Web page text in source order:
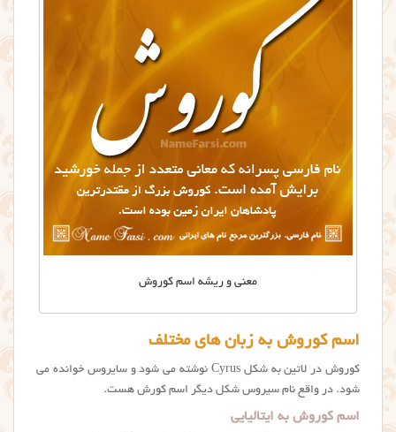
معنی و ریشه اسم کوروش
اسم کوروش به زبان های مختلف
کوروش در لاتین به شکل Cyrus نوشته می شود و سایروس خوانده می
شود. در واقع نام سیروس شکل دیگر اسم كورش هست.
اسم کوروش به ایتالیایی